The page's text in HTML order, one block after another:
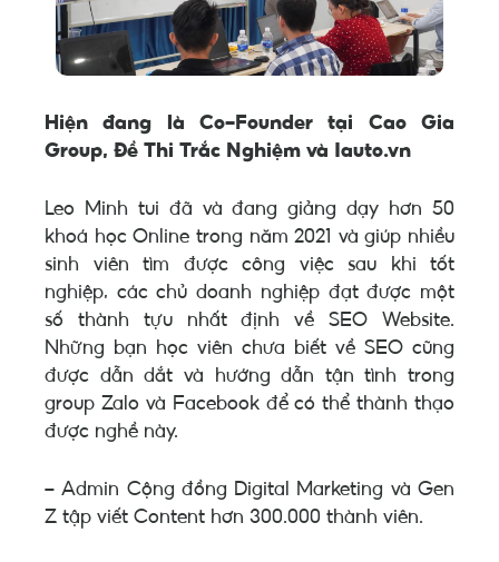
Hiện đang là Co-Founder tại Cao Gia
Group, Đề Thi Trắc Nghiệm và Iauto.vn
Leo Minh tui đã và đang giảng dạy hơn 50
khoá học Online trong năm 2021 và giúp nhiều
sinh viên tìm được công việc sau khi tốt
nghiệp, các chủ doanh nghiệp đạt được một
số thành tựu nhất định về SEO Website.
Những bạn học viên chưa biết về SEO cũng
được dẫn dắt và hướng dẫn tận tình trong
group Zalo và Facebook để có thể thành thạo
được nghề này.
– Admin Cộng đồng Digital Marketing vàGen
Z tập viết Content hơn 300.000 thành viên.